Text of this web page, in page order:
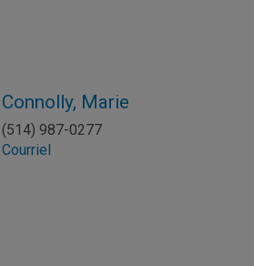
Connolly, Marie
(514) 987-0277
Courriel